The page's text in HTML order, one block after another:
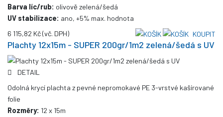
Barva líc/rub: olivově zelená/šedá
UV stabilizace: ano, +5% max. hodnota
6 115,82 Kč(vč. DPH) KOUPIT
Plachty 12x15m - SUPER 200gr/1m2 zelená/šedá s UV
DETAIL
Odolná krycí plachta z pevné nepromokavé PE 3-vrstvé kašírované
folie
Rozměry: 12 x 15m